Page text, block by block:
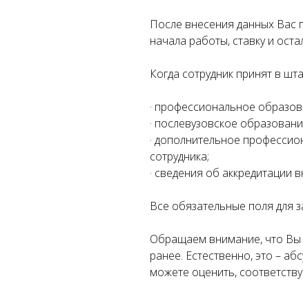
После внесения данных Вас
начала работы, ставку и
Когда сотрудник принят в
· профессиональное
· послевузовское
· дополнительное
сотрудника;
· сведения об аккредитации
Все обязательные поля для
Обращаем внимание, что Вы
ранее. Естественно, это –
можете оценить,